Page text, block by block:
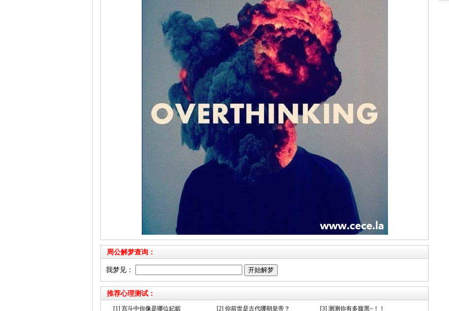
周公解梦查询：
我梦见：
推荐心理测试：
[1] 宫斗中你像是哪位妃嫔 [2] 你前世是古代哪朝皇帝？ [3] 测测你有多腹黑~！！